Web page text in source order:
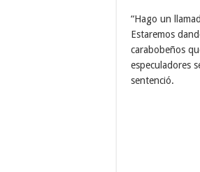
“Hago un
Estaremos
carabobeños
especuladores
sentenció.